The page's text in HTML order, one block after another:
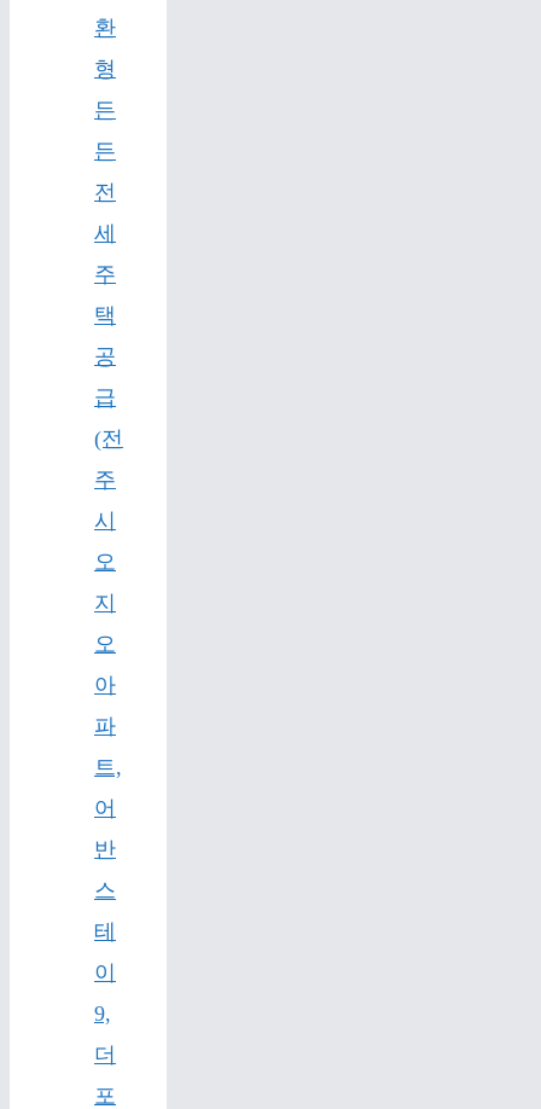
환
형
든
든
전
세
주
택
공
급
(전
주
시
오
지
오
아
파
트,
어
반
스
테
이
9,
더
포